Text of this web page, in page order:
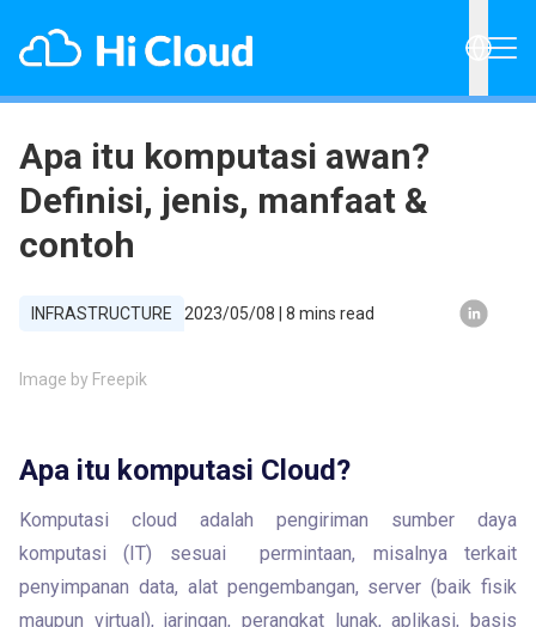
Apa itu komputasi awan?
Definisi, jenis, manfaat &
contoh
INFRASTRUCTURE 2023/05/08 8 mins read
Image by Freepik
Apa itu komputasi Cloud?
Komputasi cloud adalah pengiriman sumber daya
komputasi (IT) sesuai  permintaan, misalnya terkait
penyimpanan data, alat pengembangan, server (baik fisik
maupun virtual), jaringan, perangkat lunak, aplikasi, basis